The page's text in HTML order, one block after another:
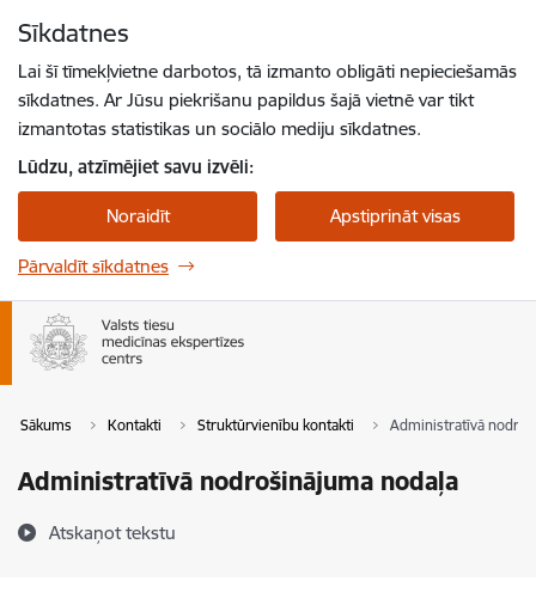
Sīkdatnes
Lai šī tīmekļvietne darbotos, tā izmanto obligāti nepieciešamās
sīkdatnes. Ar Jūsu piekrišanu papildus šajā vietnē var tikt
izmantotas statistikas un sociālo mediju sīkdatnes.
Lūdzu, atzīmējiet savu izvēli:
Noraidīt Apstiprināt visas
Pārvaldīt sīkdatnes
Sākums Kontakti Struktūrvienību kontakti Administratīvā
Administratīvā nodrošinājuma nodaļa
Atskaņot tekstu